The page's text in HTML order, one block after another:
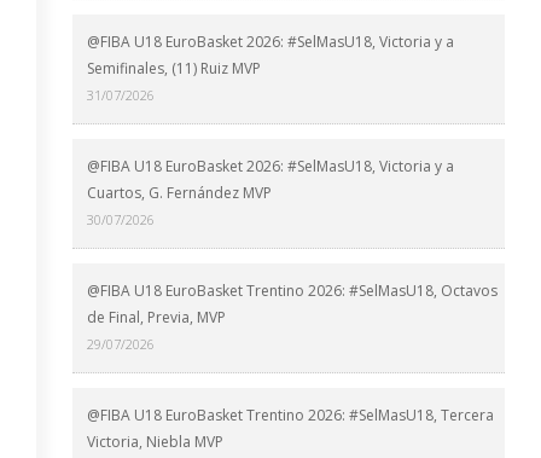
@FIBA U18 EuroBasket 2026: #SelMasU18, Victoria y a
Semifinales, (11) Ruiz MVP
31/07/2026
@FIBA U18 EuroBasket 2026: #SelMasU18, Victoria y a
Cuartos, G. Fernández MVP
30/07/2026
@FIBA U18 EuroBasket Trentino 2026: #SelMasU18, Octavos
de Final, Previa, MVP
29/07/2026
@FIBA U18 EuroBasket Trentino 2026: #SelMasU18, Tercera
Victoria, Niebla MVP